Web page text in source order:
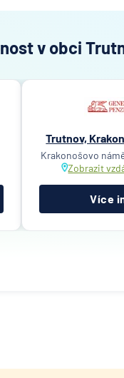
v obci
Trutnov,
Krakonošovo
Zobrazit
Více